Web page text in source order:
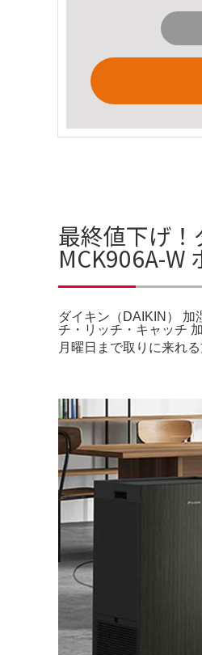
最終値下げ
MCK906A-W
ダイキン（DAIKIN） 加
チ・リッチ・キャッチ
月曜日まで取りに来れ